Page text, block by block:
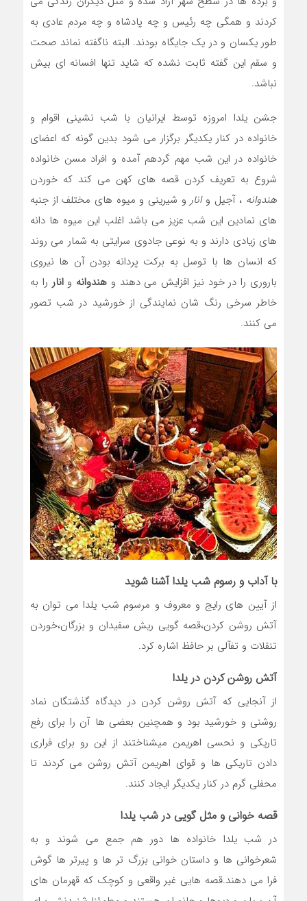
کردند و همگی چه رئیس و چه پادشاه و چه مردم عادی به
طور یکسان و در یک جایگاه بودند. البته ناگفته نماند صحت
و سقم این گفته ثابت نشده که شاید تنها افسانه ای بیش
نباشد.
جشن یلدا امروزه توسط ایرانیان با شب نشینی اقوام و
خانواده در کنار یکدیگر برگزار می شود بدین گونه که اعضای
خانواده در این شب مهم گردهم آمده و افراد مسن خانواده
شروع به تعریف کردن قصه های کهن می کند که خوردن
هندوانه ، آجیل وانارو شیرینی و میوه های مختلف از جنبه
های نمادین این شب عزیز می باشد اغلب این میوه ها دانه
های زیادی دارند و به نوعی جادوی سرایتی به شمار می روند
که انسان ها با توسل به برکت پردانه بودن آن ها نیروی
باروری را در خود نیز افزایش می دهند و هندوانه وانار را به
خاطر سرخی رنگ شان نمایندگی از خورشید در شب تصور
می کنند.
با آداب و رسوم شب یلدا آشنا شوید
از آیین های رایج و معروف و مرسوم شب یلدا می توان به
آتش روشن کردن،قصه گویی ریش سفیدان و بزرگان،خوردن
تنقلات و تفآلی بر حافظ اشاره کرد.
آتش روشن کردن در یلدا
از آنجایی که آتش روشن کردن در دیدگاه گذشتگان نماد
روشنی و خورشید بود و همچنین بعضی ها آن را برای رفع
تاریکی و نحسی اهریمن میشناختند از این رو برای فراری
دادن تاریکی ها و قوای اهریمن آتش روشن می کردند تا
محفلی گرم در کنار یکدیگر ایجاد کنند.
قصه خوانی و مثل گویی در شب یلدا
در شب یلدا خانواده ها دور هم جمع می شوند و به
شعرخوانی ها و داستان خوانی بزرگ تر ها و پیرتر ها گوش
فرا می دهند.قصه هایی غیر واقعی و کوچک که قهرمان های